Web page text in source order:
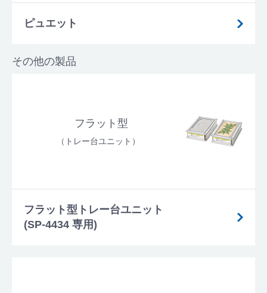
ピュエット
その他の製品
フラット型
（トレー台ユニット）
フラット型トレー台ユニット
(SP-4434 専用)